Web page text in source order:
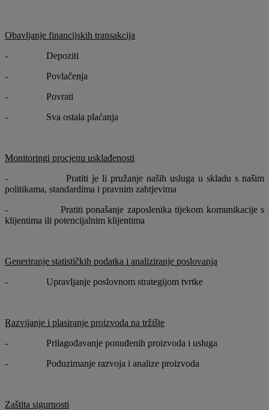
Obavljanje financijskih transakcija
- Depoziti
- Povlačenja
- Povrati
- Sva ostala plaćanja
Monitoringi procjenu ​​usklađenosti
- Pratiti je li pružanje naših usluga u skladu s našim
politikama, standardima i pravnim zahtjevima
- Pratiti ponašanje zaposlenika tijekom komunikacije s
klijentima ili potencijalnim klijentima
Generiranje statističkih podatka i analiziranje poslovanja
- Upravljanje poslovnom strategijom tvrtke
Razvijanje i plasiranje proizvoda na tržište
- Prilagođavanje ponuđenih proizvoda i usluga
- Poduzimanje razvoja i analize proizvoda
Zaštita sigurnosti